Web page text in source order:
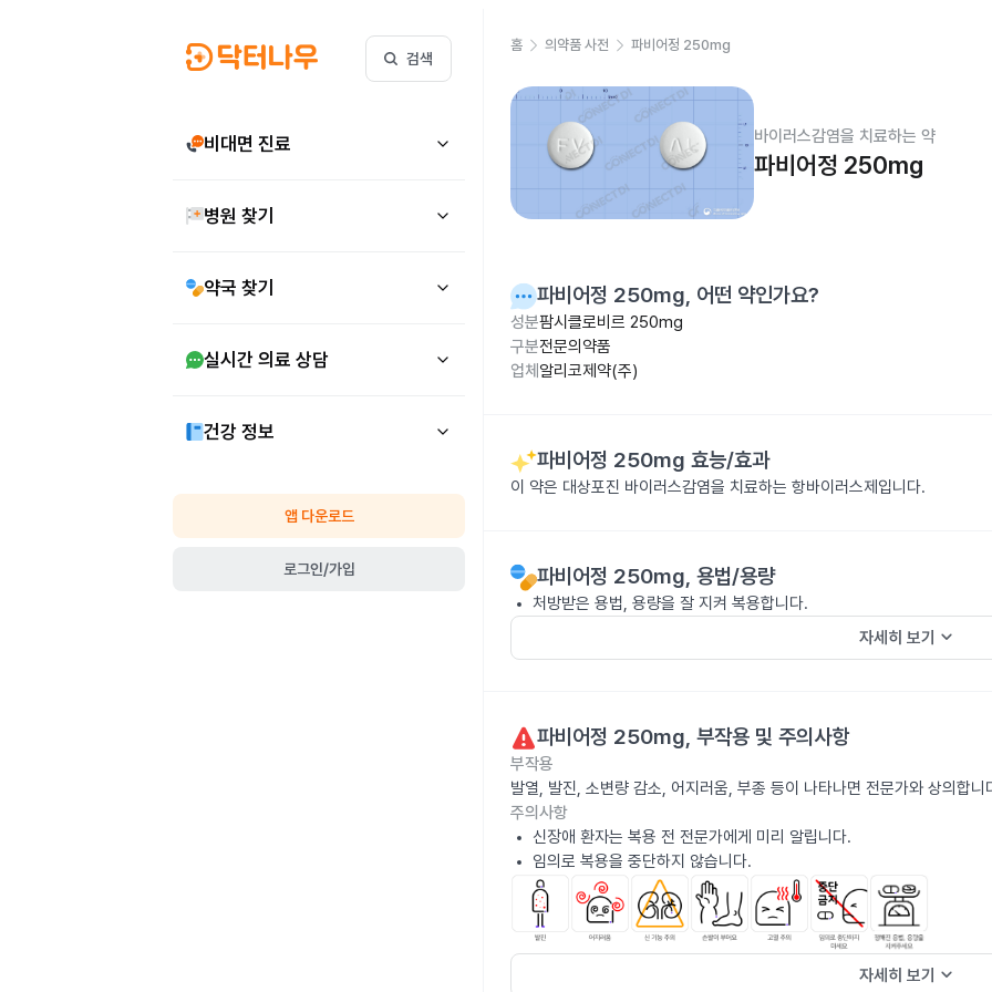
검색
비대면 진료
병원 찾기
약국 찾기
실시간 의료 상담
건강 정보
앱 다운로드
로그인/가입
홈 의약품 사전 파비어정 250mg
바이러스감염을 치료하는 약
파비어정 250mg
파비어정 250mg, 어떤 약인가요?
성분팜시클로비르 250mg
구분전문의약품
업체 알리코제약(주)
파비어정 250mg 효능/효과
이 약은 대상포진 바이러스감염을 치료하는 항바이러스제입니다.
파비어정 250mg, 용법/용량
처방받은 용법, 용량을 잘 지켜 복용합니다.
자세히 보기 keyboard_arrow_down
파비어정 250mg, 부작용 및 주의사항
부작용
발열, 발진, 소변량 감소, 어지러움, 부종 등이 나타나면 전문가와 상의합니
주의사항
신장애 환자는 복용 전 전문가에게 미리 알립니다.
임의로 복용을 중단하지 않습니다.
자세히 보기 keyboard_arrow_down